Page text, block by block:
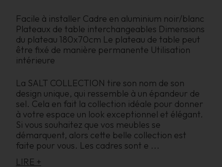
Facile à installer Cadre en aluminium noir/blanc
Plateaux de table interchangeables Dimensions
du plateau 180x70cm Le plateau de table peut
être fixé de manière permanente Utilisation
intérieure
La SALT COLLECTION tire son nom de son
design unique, qui ressemble à un épandeur de
sel. Cela en fait la collection idéale pour donner
à votre espace un look exceptionnel et élégant.
Si vous souhaitez que vos meubles se
démarquent, alors cette belle collection est
faite pour vous. Les cadres sont e ...
LIRE +